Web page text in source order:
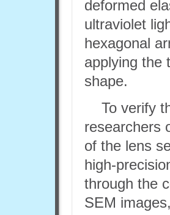
deformed
ultraviolet
hexagonal
applying the
shape.
To verify
researchers
of the lens
high-
through the
SEM